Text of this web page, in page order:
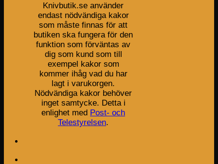
Knivbutik.se använder
endast nödvändiga kakor
som måste finnas för att
butiken ska fungera för den
funktion som förväntas av
dig som kund som till
exempel kakor som
kommer ihåg vad du har
lagt i varukorgen.
Nödvändiga kakor behöver
inget samtycke. Detta i
enlighet med Post- och
Telestyrelsen.